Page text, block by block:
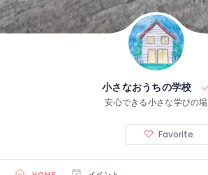
小さなおうちの学校
安心できる小さな学びの場
Favorite